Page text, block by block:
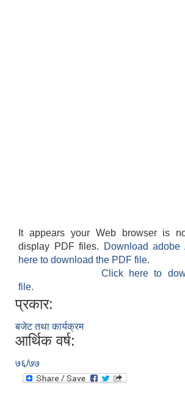
It appears your Web browser is
display PDF files.
Download
here to download the PDF file.
Click here to
file.
प्रकार:
बजेट तथा कार्यक्रम
आर्थिक वर्ष:
७६/७७